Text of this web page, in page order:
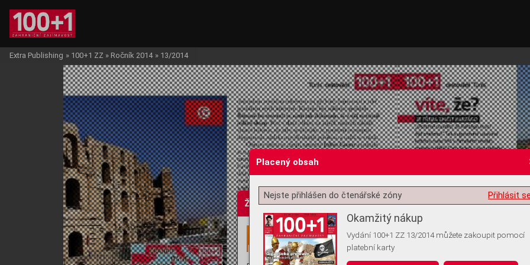
Žádost o souhlas s ukládáním volitelných informací
Extra Publishing » 100+1 ZZ » Ročník 2014 » 13/2014
Placený obsah
Přihlásit
Nejste přihlášen do čtenářské zóny
Okamžitý nákup
Vydání 100+1 ZZ 13/2014 můžete zakoupit pomocí
platební karty